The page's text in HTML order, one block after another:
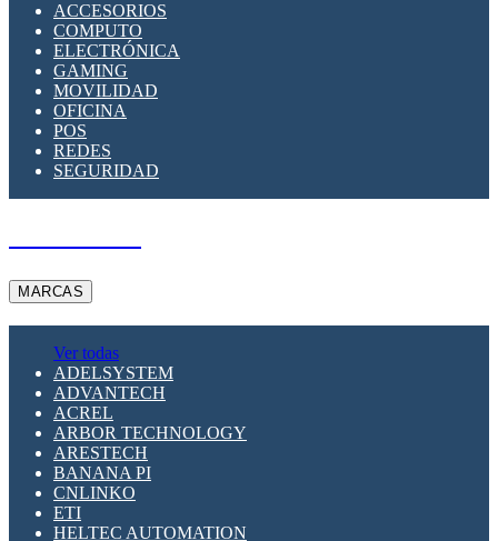
SUPRESOR DE TRANSIENTES SPDS PARA
APLICACIONES FOTOVOLTAICAS
ACCESORIOS
COMPUTO
ELECTRÓNICA
GAMING
MOVILIDAD
OFICINA
POS
REDES
SEGURIDAD
MARCAS
Ver todas
ADELSYSTEM
ADVANTECH
ACREL
ARBOR TECHNOLOGY
ARESTECH
BANANA PI
CNLINKO
ETI
HELTEC AUTOMATION